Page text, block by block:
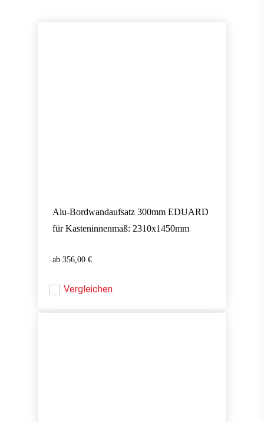
Alu-Bordwandaufsatz 300mm EDUARD
für Kasteninnenmaß: 2310x1450mm
356,00 €
356,00
Vergleichen